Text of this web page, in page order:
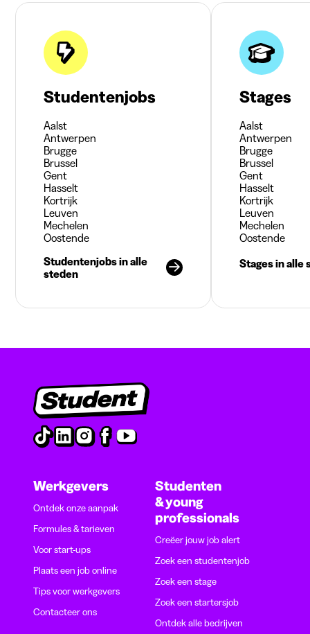
Studentenjobs
Aalst
Antwerpen
Brugge
Brussel
Gent
Hasselt
Kortrijk
Leuven
Mechelen
Oostende
Studentenjobs in alle
steden
Stages
Aalst
Antwerpen
Brugge
Brussel
Gent
Hasselt
Kortrijk
Leuven
Mechelen
Oostende
Stages in alle
Werkgevers
Ontdek onze aanpak
Formules & tarieven
Voor start-ups
Plaats een job online
Tips voor werkgevers
Contacteer ons
Studenten
& young
professionals
Creëer jouw job alert
Zoek een studentenjob
Zoek een stage
Zoek een startersjob
Ontdek alle bedrijven